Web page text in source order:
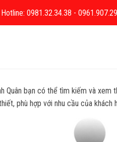
Hotline: 0981.32.34.38 -
Quân bạn có thể tìm kiếm và
phù hợp với nhu cầu của khách